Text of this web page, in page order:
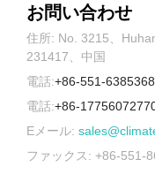
お問い合わせ
住所: No. 3215、
231417、中国
電話:+86-551-
電話:+86-
Eメール:
ファックス: +86-551-